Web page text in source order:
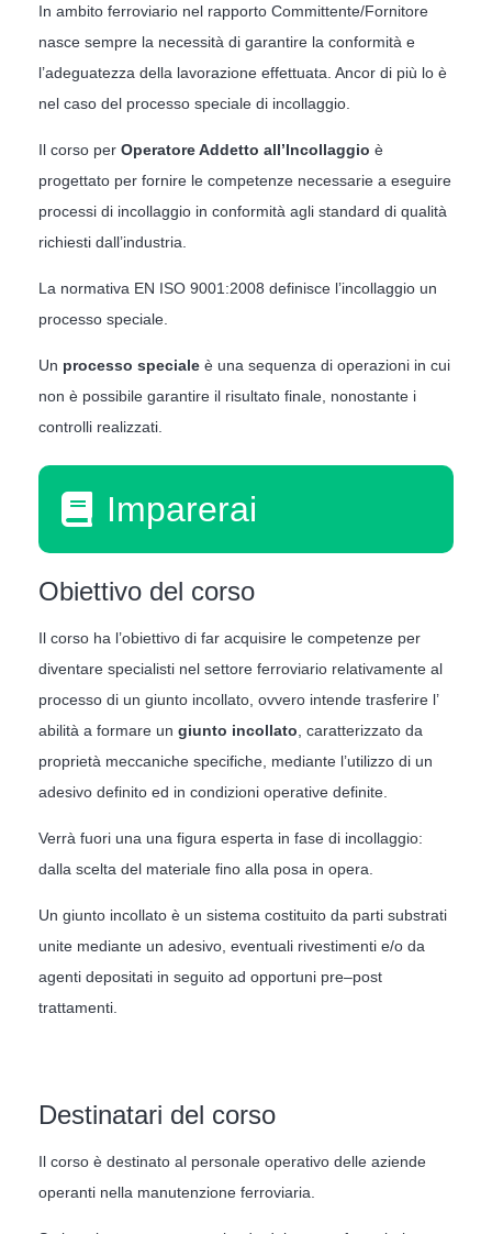
In ambito ferroviario nel rapporto Committente/Fornitore
nasce sempre la necessità di garantire la conformità e
l’adeguatezza della lavorazione effettuata. Ancor di più lo è
nel caso del processo speciale di incollaggio.
Il corso per Operatore Addetto all’Incollaggio è
progettato per fornire le competenze necessarie a eseguire
processi di incollaggio in conformità agli standard di qualità
richiesti dall’industria.
La normativa EN ISO 9001:2008 definisce l’incollaggio un
processo speciale.
Un processo speciale è una sequenza di operazioni in cui
non è possibile garantire il risultato finale, nonostante i
controlli realizzati.
Imparerai
Obiettivo del corso
Il corso ha l’obiettivo di far acquisire le competenze per
diventare specialisti nel settore ferroviario relativamente al
processo di un giunto incollato, ovvero intende trasferire l’
abilità a formare un giunto incollato , caratterizzato da
proprietà meccaniche specifiche, mediante l’utilizzo di un
adesivo definito ed in condizioni operative definite.
Verrà fuori una una figura esperta in fase di incollaggio:
dalla scelta del materiale fino alla posa in opera.
Un giunto incollato è un sistema costituito da parti substrati
unite mediante un adesivo, eventuali rivestimenti e/o da
agenti depositati in seguito ad opportuni pre–post
trattamenti.
Destinatari del corso
Il corso è destinato al personale operativo delle aziende
operanti nella manutenzione ferroviaria.